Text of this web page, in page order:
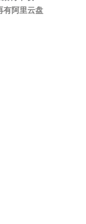
有阿里云盘